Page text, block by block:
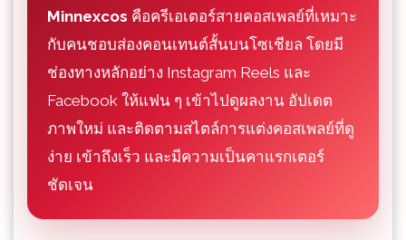
Minnexcos คือครีเอเตอร์สายคอสเพลย์ที่เหมาะ
กับคนชอบส่องคอนเทนต์สั้นบนโซเชียล โดยมี
ช่องทางหลักอย่าง Instagram Reels และ
Facebook ให้แฟน ๆ เข้าไปดูผลงาน อัปเดต
ภาพใหม่ และติดตามสไตล์การแต่งคอสเพลย์ที่ดู
ง่าย เข้าถึงเร็ว และมีความเป็นคาแรกเตอร์
ชัดเจน